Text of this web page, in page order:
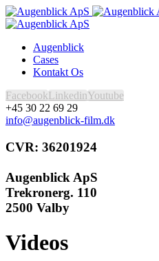
Augenblick
Cases
Kontakt Os
FacebookLinkedinYoutube
+45 30 22 69 29
info@augenblick-film.dk
CVR: 36201924
Augenblick ApS
Trekronerg. 110
2500 Valby
Videos